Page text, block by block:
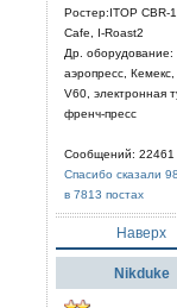
Ростер:ITOP CBR-
Cafe, I-Roast2
Др. оборудование:
аэропресс,
V60, электронная
френч-пресс
Сообщений: 22461
Спасибо сказали
в 7813 постах
Наверх
Nikduke